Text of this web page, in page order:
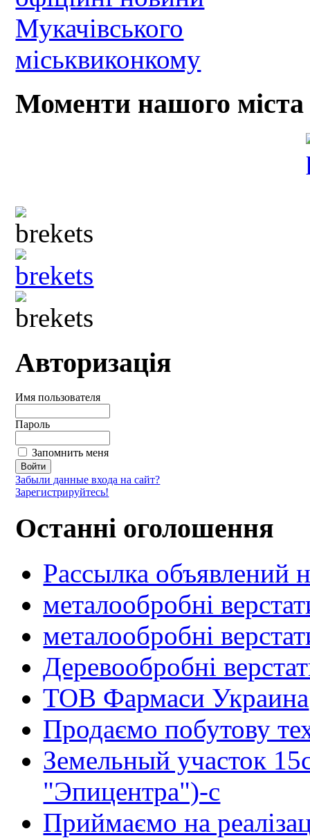
Моменти нашого міста
Авторизація
Имя пользователя
Пароль
Запомнить меня
Забыли данные входа на сайт?
Зарегистрируйтесь!
Останні оголошення
Рассылка объявлений
металообробні
металообробні
Деревообробні
ТОВ Фармаси Украина
Продаємо побутову
Земельный участок
"Эпицентра")-с
Приймаємо на